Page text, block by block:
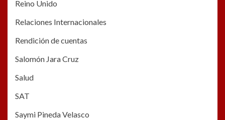
Reino Unido
Relaciones Internacionales
Rendición de cuentas
Salomón Jara Cruz
Salud
SAT
Saymi Pineda Velasco